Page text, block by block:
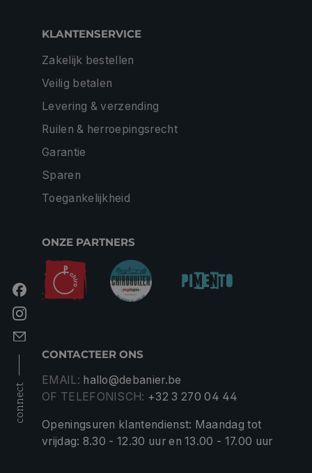
connect
KLANTENSERVICE
Zakelijk bestellen
Veilig betalen
Levering & verzending
Ruilen & herroepingsrecht
Garantie
Sparen
Toegankelijkheid
ONZE PARTNERS
CONTACTEER ONS
EMAIL: hallo@debanier.be
OF TELEFONISCH: +32 3 270 04 44
Openingsuren klantendienst: Maandag tot
vrijdag: 8.30 - 12.30 uur en 13.00 - 17.00 uur